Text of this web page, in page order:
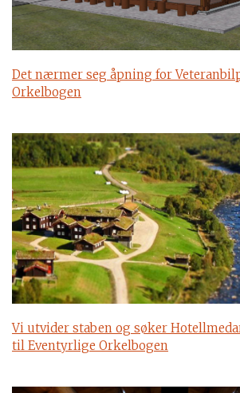
Det nærmer seg åpning for
Orkelbogen
Vi utvider staben og søker
til Eventyrlige Orkelbogen